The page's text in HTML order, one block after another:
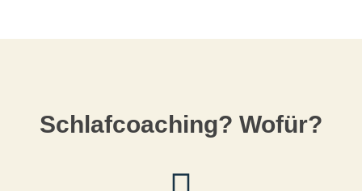
Schlafcoaching? Wofür?